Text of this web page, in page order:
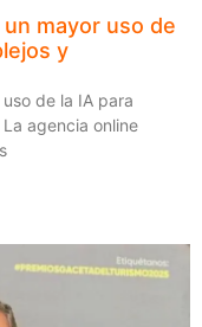
mayor uso de
y
de la IA para
agencia online